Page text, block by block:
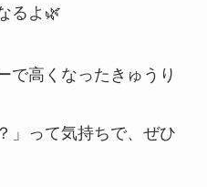
るよ🌿
で高くなったきゅうり
」って気持ちで、ぜひ